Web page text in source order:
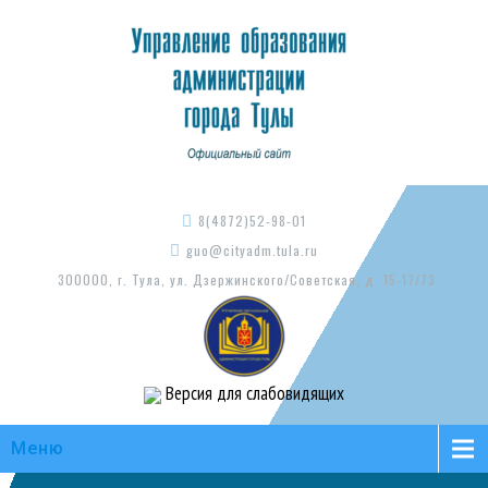
8(4872)52-98-01
guo@cityadm.tula.ru
300000, г. Тула, ул. Дзержинского/Советская, д. 15-17/73
Версия для слабовидящих
Меню